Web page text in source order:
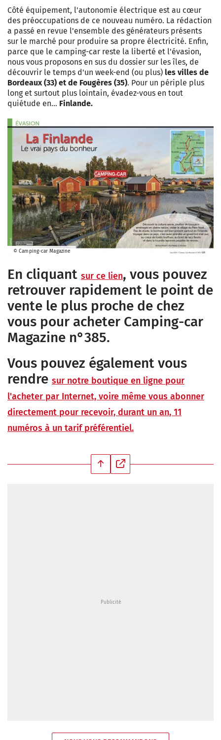
Côté équipement, l'autonomie électrique est au cœur
des préoccupations de ce nouveau numéro. La rédaction
a passé en revue l'ensemble des générateurs présents
sur le marché pour produire sa propre électricité. Enfin,
parce que le camping-car reste la liberté et l'évasion,
nous vous proposons en sus du dossier sur les îles, de
découvrir le temps d'un week-end (ou plus) les villes de
Bordeaux (33) et de Fougères (35). Pour un périple plus
long et surtout plus lointain, évadez-vous en tout
quiétude en… Finlande.
© Camping-car Magazine
En cliquant sur ce lien, vous pouvez
retrouver rapidement le point de
vente le plus proche de chez
vous pour acheter Camping-car
Magazine n°385.
Vous pouvez également vous
rendre sur notre boutique en ligne pour
l'acheter par Internet, voire même vous abonner
directement pour recevoir, durant un an, 11
numéros à un tarif préférentiel.